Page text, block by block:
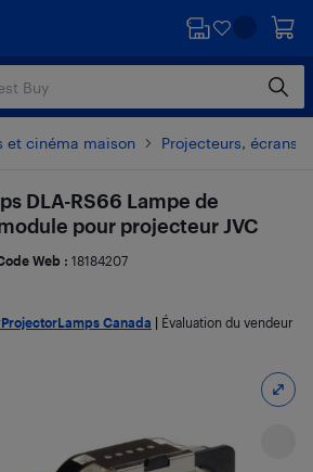
et cinéma maison Projecteurs, écrans
DLA-RS66 Lampe de
pour projecteur JVC
Web : 18184207
Canada
Évaluation du vendeur